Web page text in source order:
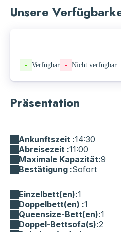
Unsere
- Verfügbar - Nicht verfügbar
Präsentation
Ankunftszeit :14:30
Abreisezeit :11:00
Maximale Kapazität:9
Bestätigung :Sofort
Einzelbett(en):1
Doppelbett(en) :1
Queensize-Bett(en):1
Doppel-Bettsofa(s):2